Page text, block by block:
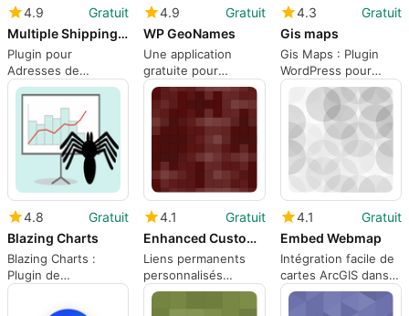
4.9
Gratuit
Multiple Shipping Addresses for WooCommerce Address Book
Plugin pour
Adresses de
Livraison Multiples
4.9
Gratuit
WP GeoNames
Une application
gratuite pour
WordPress, par
Jacques Malgrange.
4.3
Gratuit
Gis maps
Gis Maps : Plugin
WordPress pour
Cartes QGIS
4.8
Gratuit
Blazing Charts
Blazing Charts :
Plugin de
Visualisation de
Données
4.1
Gratuit
Enhanced Custom Permalinks
Liens permanents
personnalisés
améliorés pour
4.1
Gratuit
Embed Webmap
Intégration facile de
cartes ArcGIS dans
WordPress